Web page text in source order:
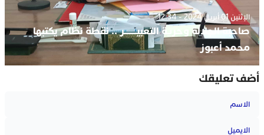
الإثنين 01 أبريل 2024 - 12:34
صاحبة الجلالة وحرية التعبيـــــــر .. نقطة نظام يكتبها
محمد أعبوز
أضف تعليقك